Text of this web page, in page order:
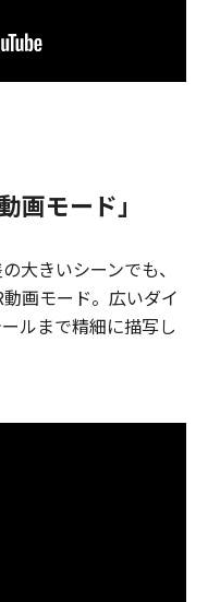
画モード」
大きいシーンでも、
画モード。広いダイ
ルまで精細に描写し